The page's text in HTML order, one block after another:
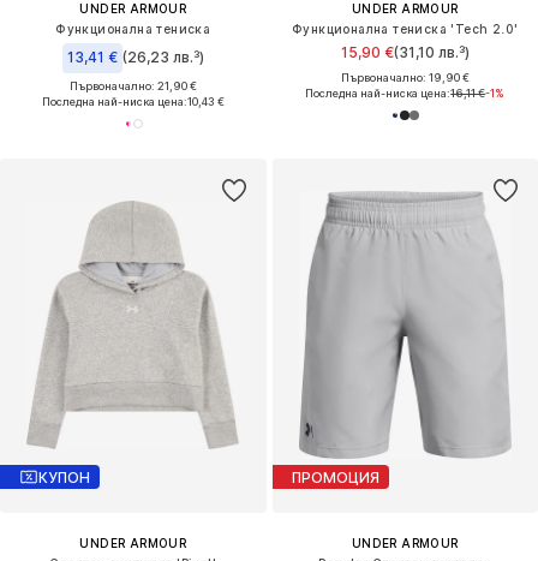
UNDER ARMOUR
Функционална тениска
13,41 € (26,23 лв.³)
Първоначално: 21,90 €
Последна най-ниска цена:10,43 €
UNDER ARMOUR
Функционална тениска 'Tech 2.0'
15,90 €(31,10 лв.³)
Първоначално: 19,90 €
Последна най-ниска цена:16,11 €-1%
КУПОН
UNDER ARMOUR
ПРОМОЦИЯ
UNDER ARMOUR